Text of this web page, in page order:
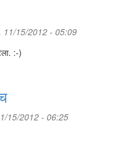
15/2012 - 05:09
:-)
15/2012 - 06:25